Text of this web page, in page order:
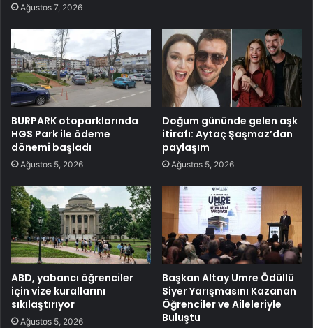
Ağustos 7, 2026
BURPARK otoparklarında
HGS Park ile ödeme
dönemi başladı
Ağustos 5, 2026
Doğum gününde gelen aşk
itirafı: Aytaç Şaşmaz’dan
paylaşım
Ağustos 5, 2026
ABD, yabancı öğrenciler
için vize kurallarını
sıkılaştırıyor
Ağustos 5, 2026
Başkan Altay Umre Ödüllü
Siyer Yarışmasını Kazanan
Öğrenciler ve Aileleriyle
Buluştu